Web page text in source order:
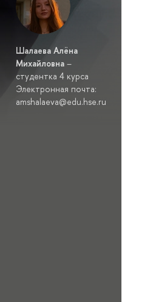
Шалаева Алёна
Михайловна –
студентка 4 курса
Электронная почта:
amshalaeva@edu.hse.ru